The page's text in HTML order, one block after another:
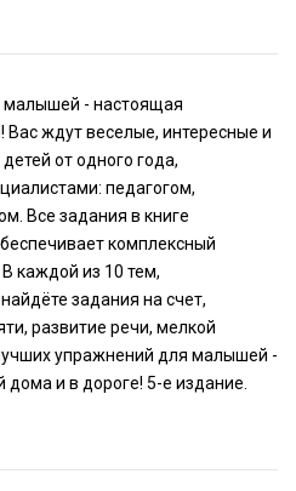
малышей - настоящая
Вас ждут веселые, интересные и
от одного года,
педагогом,
Все задания в книге
комплексный
каждой из 10 тем,
задания на счет,
развитие речи, мелкой
упражнений для малышей -
и в дороге! 5-е издание.